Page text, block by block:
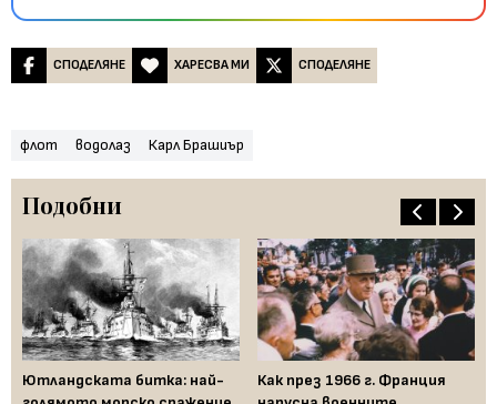
СПОДЕЛЯНЕ ХАРЕСВА МИ СПОДЕЛЯНЕ
флот водолаз Карл Брашиър
Подобни
Ютландската битка: най-
Как през 1966 г. Франция